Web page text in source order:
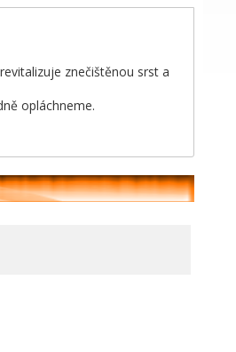
znečištěnou srst a
opláchneme.